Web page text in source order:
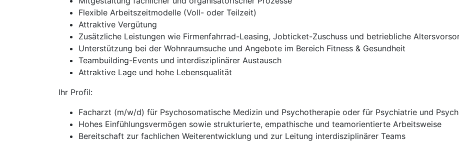
Flexible Arbeitszeitmodelle (Voll- oder Teilzeit)
Attraktive Vergütung
Zusätzliche Leistungen wie Firmenfahrrad-Leasing, Jobticket-Zuschuss und betriebliche
Unterstützung bei der Wohnraumsuche und Angebote im Bereich Fitness & Gesundheit
Teambuilding-Events und interdisziplinärer Austausch
Attraktive Lage und hohe Lebensqualität
Ihr Profil:
Facharzt (m/w/d) für Psychosomatische Medizin und Psychotherapie oder für Psychiatrie und
Hohes Einfühlungsvermögen sowie strukturierte, empathische und teamorientierte Arbeitsweise
Bereitschaft zur fachlichen Weiterentwicklung und zur Leitung interdisziplinärer Teams